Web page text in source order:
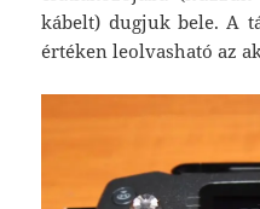
kábelt) dugjuk bele. A
értéken leolvasható az